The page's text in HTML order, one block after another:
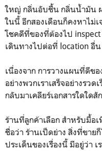
ใหญ่ กลิ่นอับชื้น กลิ่นน้ำมัน
ในนี้ อีกสองเดือนก็คงหาไม่
โชคดีที่ของที่ต้องไป inspect
เดินทางไปต่อที่ location อื่น
เนื่องจาก การวางแผนที่ดีข
อย่างพวกเราเสร็จอย่างรวดเ
กลับมาเคลียร์เอกสารใดใดสั
ร้านที่ลูกค้าเลือก สำหรับมื้อ
ชื่อว่า ร้านเป็ดย่าง สิ่งที่ขา
ประเด็นของเรื่องนี้ มีอยู่ว่า